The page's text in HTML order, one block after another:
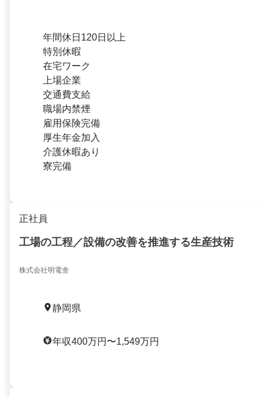
年間休日120日以上
特別休暇
在宅ワーク
上場企業
交通費支給
職場内禁煙
雇用保険完備
厚生年金加入
介護休暇あり
寮完備
正社員
工場の工程／設備の改善を推進する生産技術
株式会社明電舎
静岡県
年収400万円〜1,549万円